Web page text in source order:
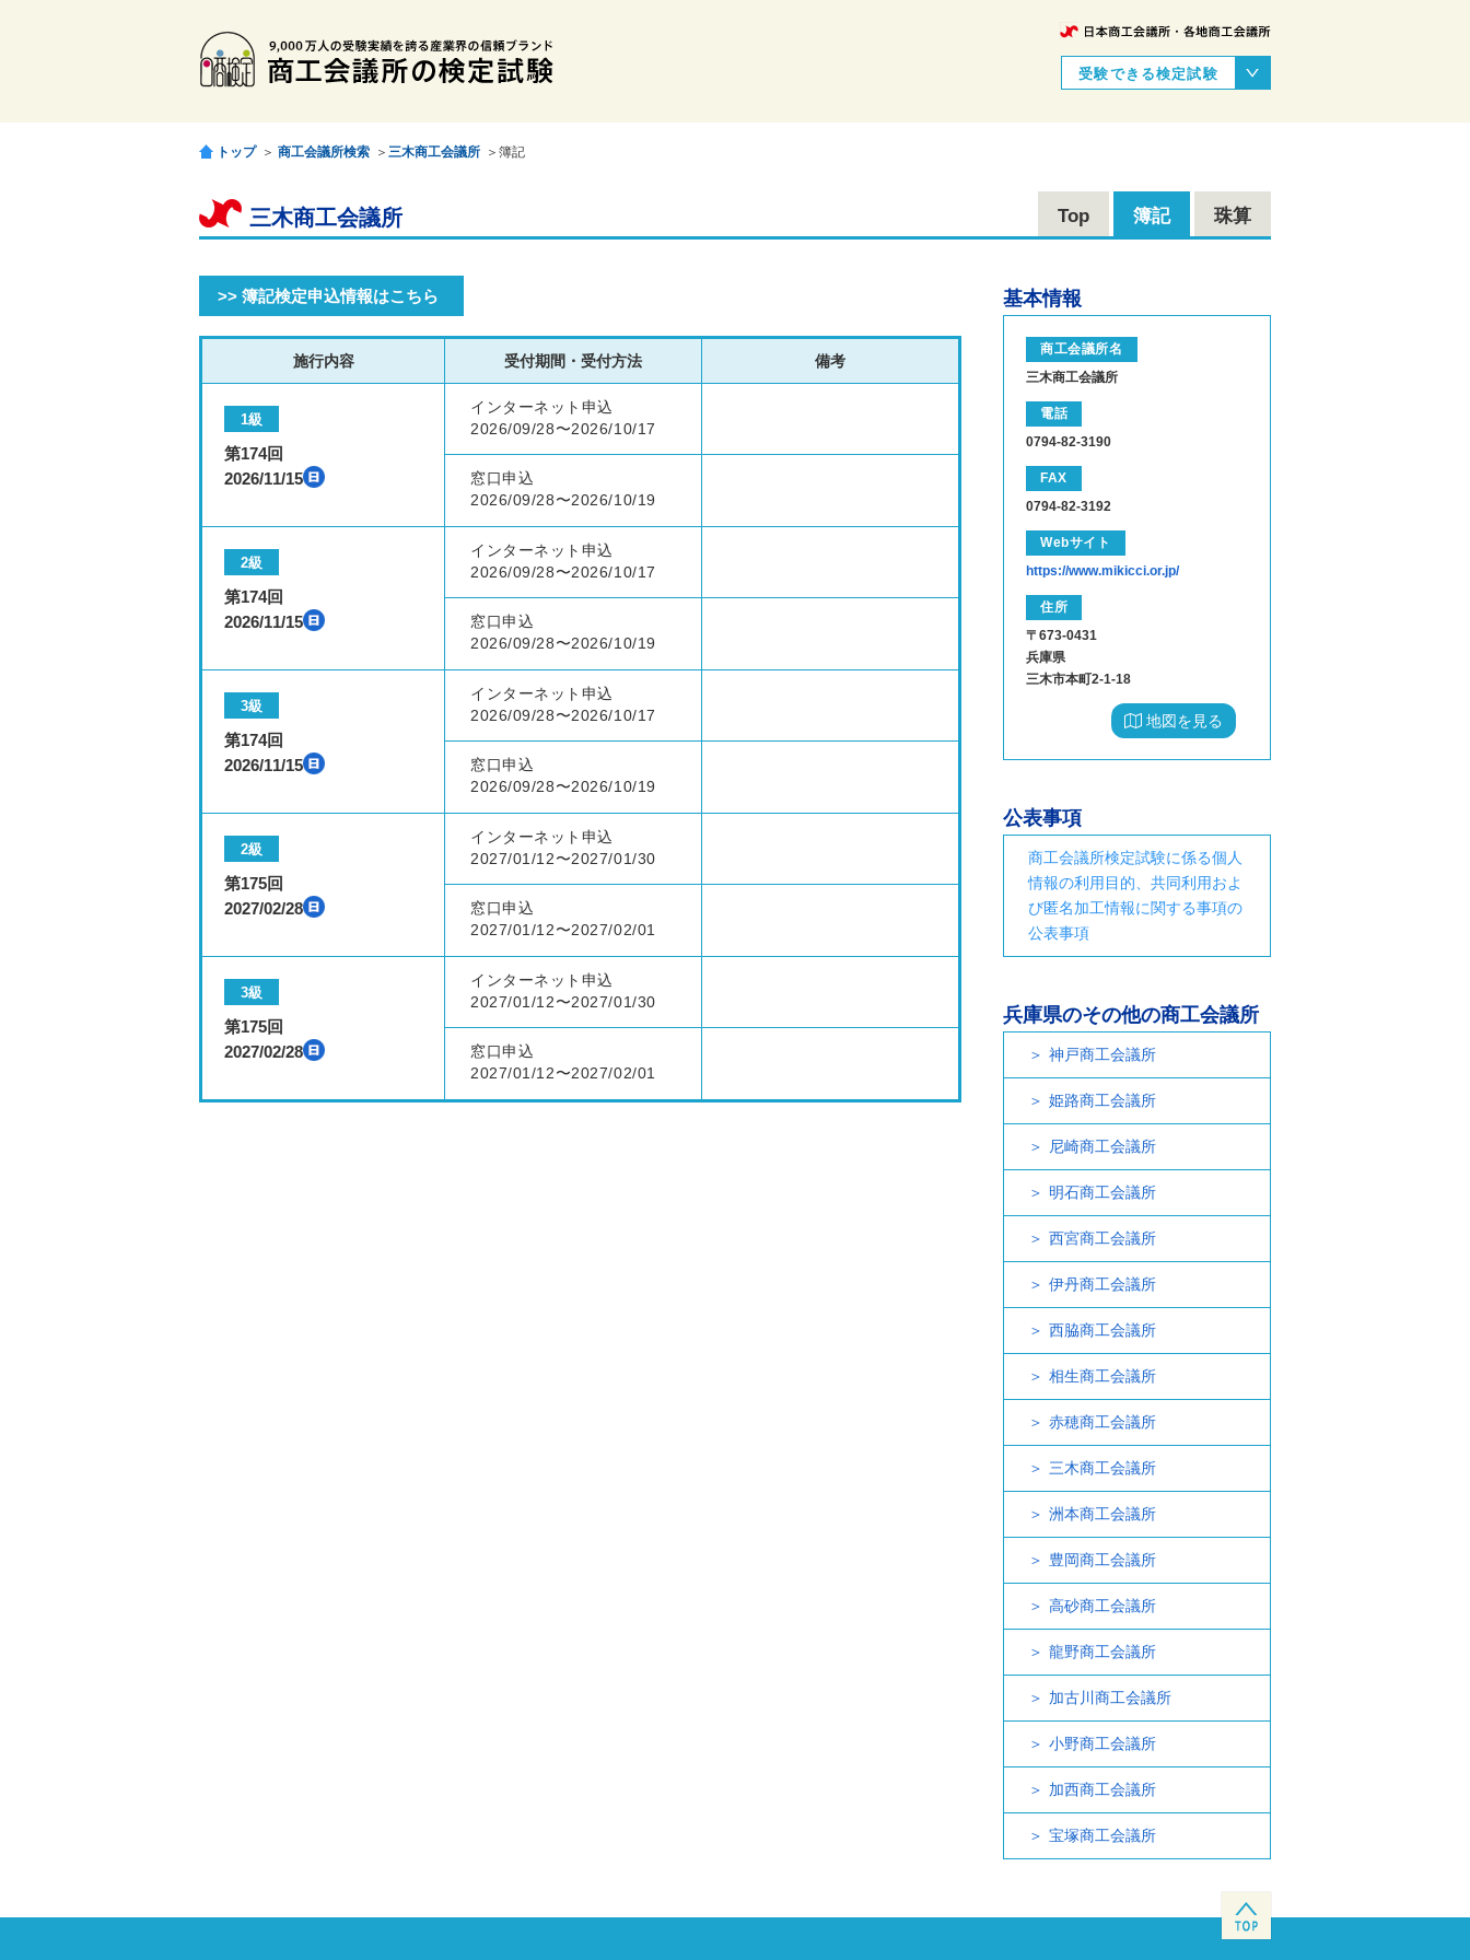
受験できる検定試験
トップ ＞ 商工会議所検索 ＞ 三木商工会議所 ＞簿記
三木商工会議所 Top 簿記 珠算
>> 簿記検定申込情報はこちら
施行内容 受付期間・受付方法 備考
1級
第174回
2026/11/15
インターネット申込
2026/09/28〜2026/10/17
窓口申込
2026/09/28〜2026/10/19
2級
第174回
2026/11/15
インターネット申込
2026/09/28〜2026/10/17
窓口申込
2026/09/28〜2026/10/19
3級
第174回
2026/11/15
インターネット申込
2026/09/28〜2026/10/17
窓口申込
2026/09/28〜2026/10/19
2級
第175回
2027/02/28
インターネット申込
2027/01/12〜2027/01/30
窓口申込
2027/01/12〜2027/02/01
3級
第175回
2027/02/28
インターネット申込
2027/01/12〜2027/01/30
窓口申込
2027/01/12〜2027/02/01
基本情報
商工会議所名
三木商工会議所
電話
0794-82-3190
FAX
0794-82-3192
Webサイト
https://www.mikicci.or.jp/
住所
〒673-0431
兵庫県
三木市本町2-1-18
地図を見る
公表事項
商工会議所検定試験に係る個人
情報の利用目的、共同利用およ
び匿名加工情報に関する事項の
公表事項
兵庫県のその他の商工会議所
神戸商工会議所
姫路商工会議所
尼崎商工会議所
明石商工会議所
西宮商工会議所
伊丹商工会議所
西脇商工会議所
相生商工会議所
赤穂商工会議所
三木商工会議所
洲本商工会議所
豊岡商工会議所
高砂商工会議所
龍野商工会議所
加古川商工会議所
小野商工会議所
加西商工会議所
宝塚商工会議所